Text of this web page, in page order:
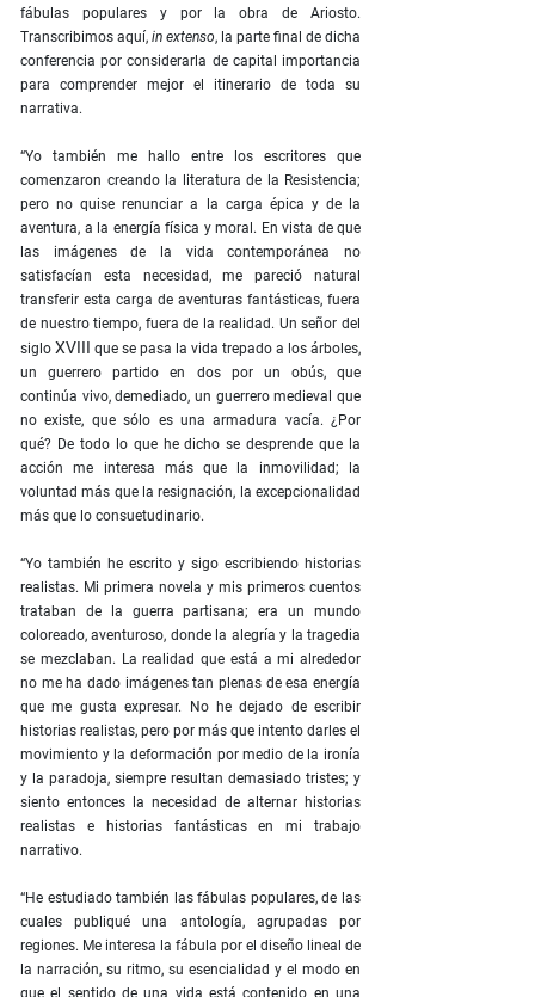
fábulas populares y por la obra de Ariosto.
Transcribimos aquí, in extenso, la parte final de dicha
conferencia por considerarla de capital importancia
para comprender mejor el itinerario de toda su
narrativa.
“Yo también me hallo entre los escritores que
comenzaron creando la literatura de la Resistencia;
pero no quise renunciar a la carga épica y de la
aventura, a la energía física y moral. En vista de que
las imágenes de la vida contemporánea no
satisfacían esta necesidad, me pareció natural
transferir esta carga de aventuras fantásticas, fuera
de nuestro tiempo, fuera de la realidad. Un señor del
siglo XVIII que se pasa la vida trepado a los árboles,
un guerrero partido en dos por un obús, que
continúa vivo, demediado, un guerrero medieval que
no existe, que sólo es una armadura vacía. ¿Por
qué? De todo lo que he dicho se desprende que la
acción me interesa más que la inmovilidad; la
voluntad más que la resignación, la excepcionalidad
más que lo consuetudinario.
“Yo también he escrito y sigo escribiendo historias
realistas. Mi primera novela y mis primeros cuentos
trataban de la guerra partisana; era un mundo
coloreado, aventuroso, donde la alegría y la tragedia
se mezclaban. La realidad que está a mi alrededor
no me ha dado imágenes tan plenas de esa energía
que me gusta expresar. No he dejado de escribir
historias realistas, pero por más que intento darles el
movimiento y la deformación por medio de la ironía
y la paradoja, siempre resultan demasiado tristes; y
siento entonces la necesidad de alternar historias
realistas e historias fantásticas en mi trabajo
narrativo.
“He estudiado también las fábulas populares, de las
cuales publiqué una antología, agrupadas por
regiones. Me interesa la fábula por el diseño lineal de
la narración, su ritmo, su esencialidad y el modo en
que el sentido de una vida está contenido en una